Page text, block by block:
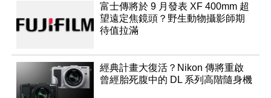
富士傳將於 9 月發表 XF 400mm 超
望遠定焦鏡頭？野生動物攝影師期
待值拉滿
經典計畫大復活？Nikon 傳將重啟
曾經胎死腹中的 DL 系列高階隨身機